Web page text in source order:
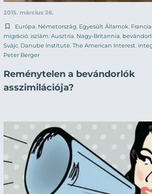
2015. március 26.
Európa Németország Egyesült Államok
migráció iszlám Ausztria Nagy-Britannia
Svájc Danube Institute The American Interest
Peter Berger
Reménytelen a bevándorlók
asszimilációja?